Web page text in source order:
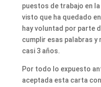
puestos de trabajo en
visto que ha quedado
hay voluntad por parte
cumplir esas palabras y
casi 3 años.
Por todo lo expuesto
aceptada esta carta